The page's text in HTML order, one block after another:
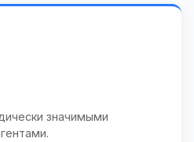
значимыми